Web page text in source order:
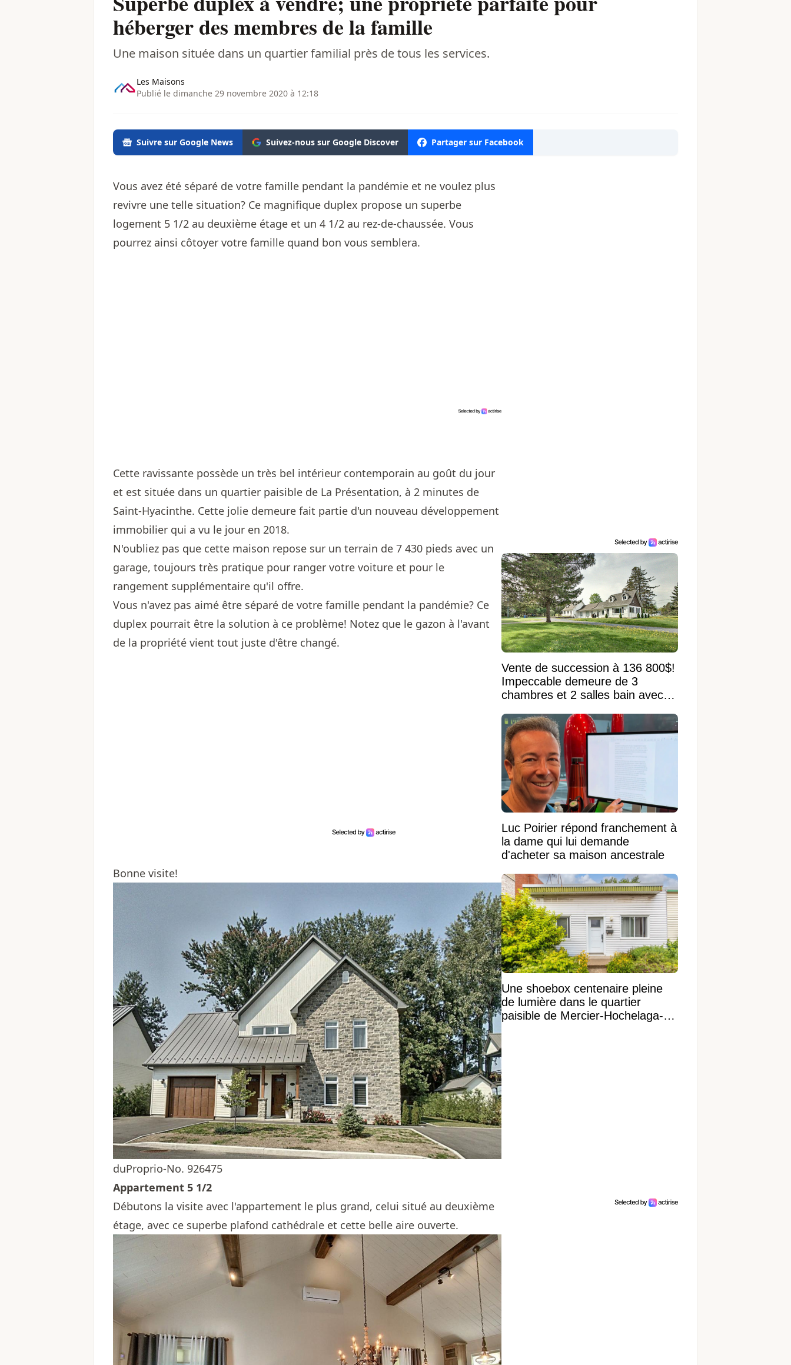
héberger des membres de la famille
Une maison située dans un quartier familial près de tous les services.
Les Maisons
Publié le dimanche 29 novembre 2020 à 12:18
Suivre sur Google News Suivez-nous sur Google Discover Partager sur Facebook
Vous avez été séparé de votre famille pendant la pandémie et ne voulez plus
revivre une telle situation? Ce magnifique duplex propose un superbe
logement 5 1/2 au deuxième étage et un 4 1/2 au rez-de-chaussée. Vous
pourrez ainsi côtoyer votre famille quand bon vous semblera.
Cette ravissante possède un très bel intérieur contemporain au goût du jour
et est située dans un quartier paisible de La Présentation, à 2 minutes de
Saint-Hyacinthe. Cette jolie demeure fait partie d'un nouveau développement
immobilier qui a vu le jour en 2018.
N'oubliez pas que cette maison repose sur un terrain de 7 430 pieds avec un
garage, toujours très pratique pour ranger votre voiture et pour le
rangement supplémentaire qu'il offre.
Vous n'avez pas aimé être séparé de votre famille pendant la pandémie? Ce
duplex pourrait être la solution à ce problème! Notez que le gazon à l'avant
de la propriété vient tout juste d'être changé.
Bonne visite!
duProprio-No. 926475
Appartement 5 1/2
Débutons la visite avec l'appartement le plus grand, celui situé au deuxième
étage, avec ce superbe plafond cathédrale et cette belle aire ouverte.
Vente de succession à 136 800$!
Impeccable demeure de 3
chambres et 2 salles bain avec
Luc Poirier répond franchement à
la dame qui lui demande
d'acheter sa maison ancestrale
Une shoebox centenaire pleine
de lumière dans le quartier
paisible de Mercier-Hochelaga-